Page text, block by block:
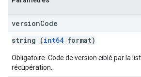
versionCode
string (int64 format)
Obligatoire. Code de version ciblé par la
récupération.